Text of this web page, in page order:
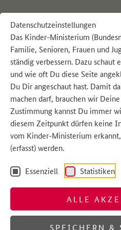
Datenschutzeinstellungen
Das Kinder-Ministerium
Familie, Senioren, Frauen und
ständig verbessern. Dazu schaut
und wie oft Du diese Seite
Du Dir angeschaut hast. Damit
machen darf, brauchen wir
Zustimmung kannst Du immer
diesem Zeitpunkt dürfen keine
vom Kinder-Ministerium
(erfasst) werden.
Essenziell Statistiken
ALLE
SPEICHERN &
K WIE KLARA
Hallo, mein Name ist Klara.
und in meiner Freizeit
Handball mit meiner
viel Spaß und im Team
und Freunde. Letztes Jahr
Turnier gewonnen.
Lieblingsbuch ist Ronja
mag ich am liebsten
Spaß, wenn ich eine
Was ich nicht so gerne
einfach Sachen
fragen. Deswegen bin ich
Und wenn ich groß bin
werden. Jemand muss sich